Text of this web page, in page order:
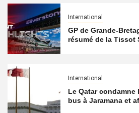
International
GP de Grande-
résumé de la Tissot
International
Le Qatar condamne
bus à Jaramana et